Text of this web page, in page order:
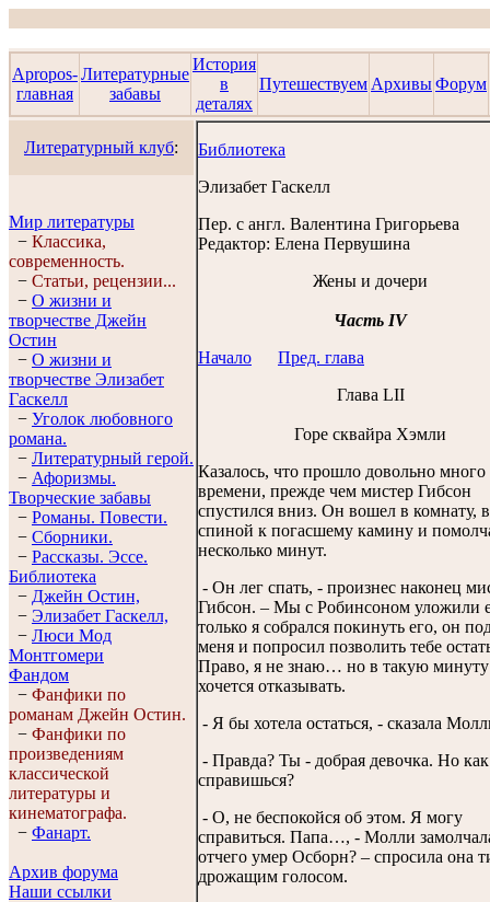
Apropos-
главная
Литературные
забавы
История
в
деталях
Путешествуем АрхивыФорум
Литературный клуб:
Мир литературы
− Классика,
современность.
− Статьи, рецензии...
− О жизни и
творчестве Джейн
Остин
− О жизни и
творчестве Элизабет
Гaскелл
− Уголок любовного
романа.
− Литературный герой.
− Афоризмы.
Творческие забавы
− Романы. Повести.
− Сборники.
− Рассказы. Эссe.
Библиотека
− Джейн Остин,
− Элизабет Гaскелл,
− Люси Мод
Монтгомери
Фандом
− Фанфики по
романам Джейн Остин.
− Фанфики по
произведениям
классической
литературы и
кинематографа.
− Фанарт.
Архив форума
Наши ссылки
Библиотека
Элизабет Гаскелл
Пер. с англ. Валентина Григорьева
Редактор: Елена Первушина
Жены и дочери
Часть IV
Начало
Пред. глава
Глава LII
Горе сквайра Хэмли
Казалось, что прошло довольно много
времени, прежде чем мистер Гибсон
спустился вниз. Он вошел в комнату,
спиной к погасшему камину и
несколько минут.
- Он лег спать, - произнес наконец
Гибсон. – Мы с Робинсоном уложили
только я собрался покинуть его, он
меня и попросил позволить тебе
Право, я не знаю… но в такую
хочется отказывать.
- Я бы хотела остаться, - сказала
- Правда? Ты - добрая девочка. Но
справишься?
- О, не беспокойся об этом. Я могу
справиться. Папа…, - Молли
отчего умер Осборн? – спросила она
дрожащим голосом.